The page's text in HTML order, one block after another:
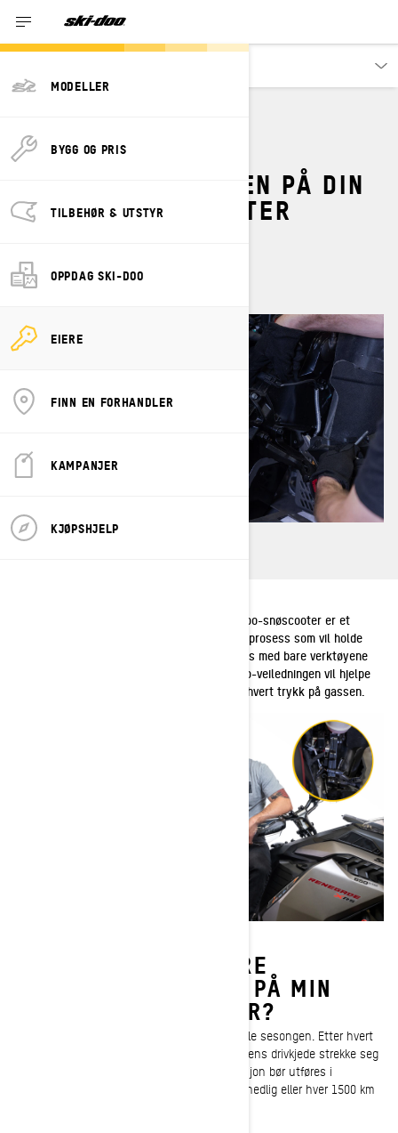
MODELLER
BYGG OG PRIS
TILBEHØR & UTSTYR
OPPDAG SKI-DOO
EIERE
FINN EN FORHANDLER
KAMPANJER
KJØPSHJELP
HVORDAN JUSTERE
KJEDESTRAMMINGEN PÅ DIN
SKI-DOO-SNØSCOOTER
Det å justere kjedestrammingen på din Ski-Doo-snøscooter er et
periodisk vedlikeholdsbehov. Det er en kjapp prosess som vil holde
sleden gående med topp ytelse, og kan gjøres med bare verktøyene
som følger med snøscooteren. Denne Ski-Doo-veiledningen vil hjelpe
deg og sleden din med å få mest mulig ut av hvert trykk på gassen.
NÅR BØR JEG JUSTERE
KJEDESTRAMMINGEN PÅ MIN
SKI-DOO-SNØSCOOTER?
Kjedestrammingen bør overvåkes gjennom hele sesongen. Etter hvert
som du legger milene bak deg, vil snøscooterens drivkjede strekke seg
og kreve justering av strammeren. En inspeksjon bør utføres i
begynnelsen av hver sesong, og deretter månedlig eller hver 1500 km